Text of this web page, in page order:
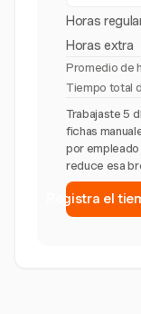
Horas
Horas extra
Promedio de
Tiempo total
Trabajaste 5
fichas
por
reduce esa
Registra el